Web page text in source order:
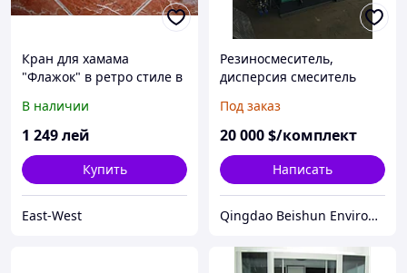
Кран для хамама
"Флажок" в ретро стиле в
В наличии
1 249лей
Купить
East-West
Резиносмеситель,
дисперсия смеситель
Под заказ
20 000$/комплект
Написать
Qingdao Beishun Environmental Protection Technology Co.,Ltd